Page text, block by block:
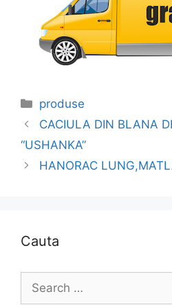
Categories
produse
CACIULA DIN BLANA
“USHANKA”
HANORAC
Cauta
Search
for: